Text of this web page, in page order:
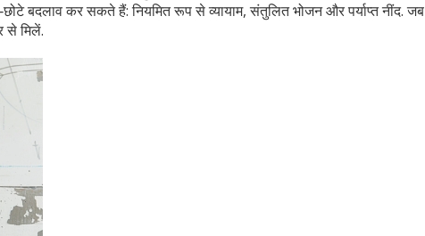
बदलाव कर सकते हैं: नियमित रूप से व्यायाम, संतुलित भोजन और पर्याप्त नींद. जब
से मिलें.